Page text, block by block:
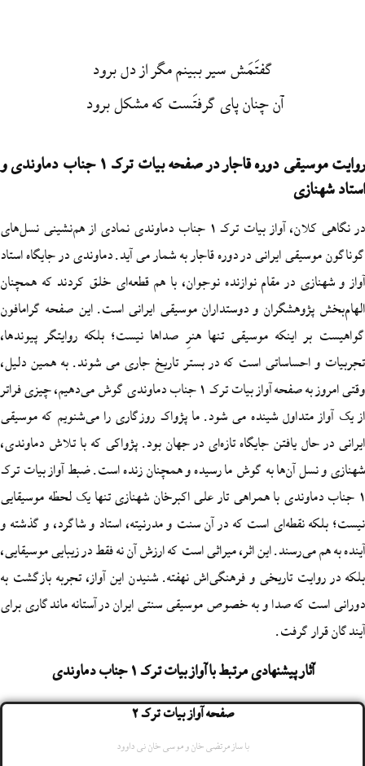
گفتَمَش سير ببينم مگر از دل برود
آن چنان پاي گرفتَست که مشکل برود
روایت موسیقی دوره قاجار در صفحه بیات ترک 1 جناب دماوندی و
در نگاهی کلان‌، آواز بیات ترک 1 جناب دماوندی نمادی از هم‌نشینی نسل‌های
ایرانی در دوره قاجار به شمار می آید. دماوندی در جایگاه استاد
در مقام نوازنده نوجوان، با هم قطعه‌ای خلق کردند که همچنان
و دوستداران موسیقی ایرانی است. این صفحه گرامافون
موسیقی تنها هنرِ صداها نیست؛ بلکه روایتگر پیوندها،
است که در بستر تاریخ جاری می‌ شوند. به همین دلیل،
وقتی امروز به صفحه آواز بیات ترک 1 جناب دماوندی گوش می‌دهیم، چیزی فراتر
شینده می شود. ما پژواک روزگاری را می‌شنویم که موسیقی
یافتن جایگاه تازه‌ای در جهان بود. پژواکی که با تلاش دماوندی،
آن‌ها به گوش ما رسیده و همچنان زنده است. ضبط آواز بیات ترک
با همراهی تار علی‌ اکبرخان شهنازی تنها یک لحظه موسیقایی
است که در آن سنت و مدرنیته، استاد و شاگرد، و گذشته و
این اثر، میراثی است که ارزش آن نه فقط در زیبایی موسیقایی،
تاریخی و فرهنگی‌اش نهفته. شنیدن این آواز، تجربه‌ بازگشت به
صدا و به خصوص موسیقی سنتی ایران در آستانه ماندگاری برای
گرفت.
پیشنهادی مرتبط با آواز بیات ترک 1 جناب دماوندی
صفحه آواز بیات ترک 2
با ساز مرتضی خان و موسی خان نی داوود